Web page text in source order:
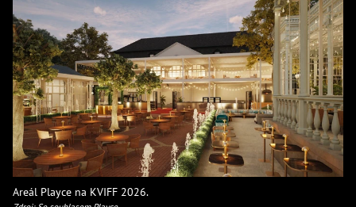
Areál Playce na KVIFF 2026.